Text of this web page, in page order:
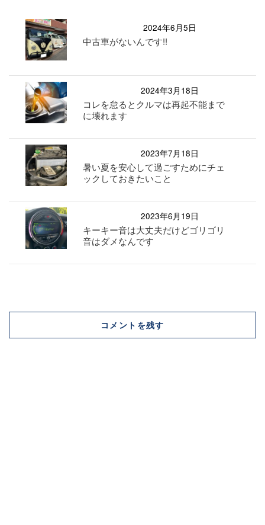
2024年6月5日
中古車がないんです!!
2024年3月18日
コレを怠るとクルマは再起不能まで
に壊れます
2023年7月18日
暑い夏を安心して過ごすためにチェ
ックしておきたいこと
2023年6月19日
キーキー音は大丈夫だけどゴリゴリ
音はダメなんです
コメントを残す